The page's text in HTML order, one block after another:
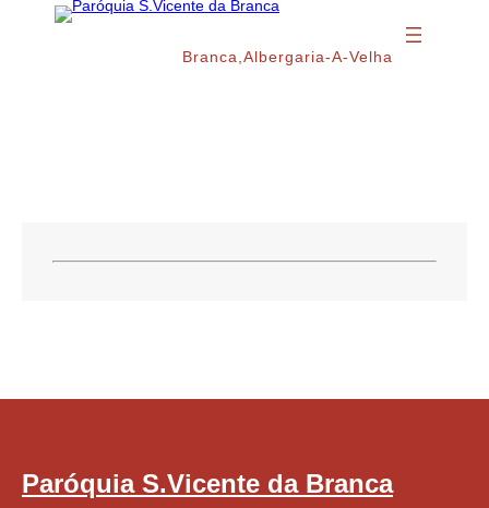
Branca,Albergaria-A-Velha
Paróquia S.Vicente da Branca